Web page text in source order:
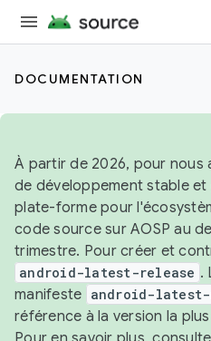
DOCUMENTATION
À partir de 2026, pour nous
de développement stable
plate-forme pour
code source sur AOSP au
trimestre. Pour créer et
android-latest-release .
manifeste android-latest-
référence à la version la